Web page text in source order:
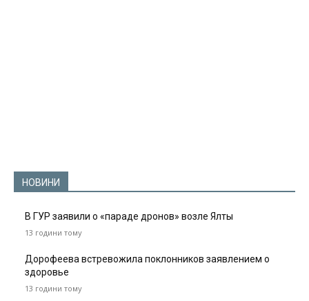
НОВИНИ
В ГУР заявили о «параде дронов» возле Ялты
13 години тому
Дорофеева встревожила поклонников заявлением о
здоровье
13 години тому